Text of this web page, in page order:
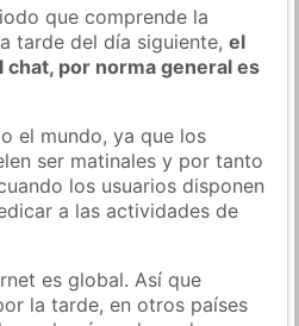
que comprende la
tarde del día siguiente,el
chat, por norma general es
el mundo, ya que los
ser matinales y por tanto
los usuarios disponen
a las actividades de
es global. Así que
la tarde, en otros países